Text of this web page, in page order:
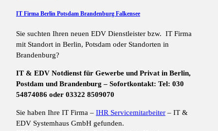
IT Firma Berlin Potsdam Brandenburg Falkensee
Sie suchten Ihren neuen EDV Dienstleister bzw. IT Firma
mit Standort in Berlin, Potsdam oder Standorten in
Brandenburg?
IT & EDV Notdienst für Gewerbe und Privat in Berlin,
Postdam und Brandenburg – Sofortkontakt: Tel: 030
54874086 oder 03322 8509070
Sie haben Ihre IT Firma – IHR Servicemitarbeiter – IT &
EDV Systemhaus GmbH gefunden.